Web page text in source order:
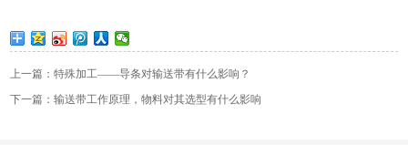
上一篇：特殊加工——导条对输送带有什么影响？
下一篇：输送带工作原理，物料对其选型有什么影响